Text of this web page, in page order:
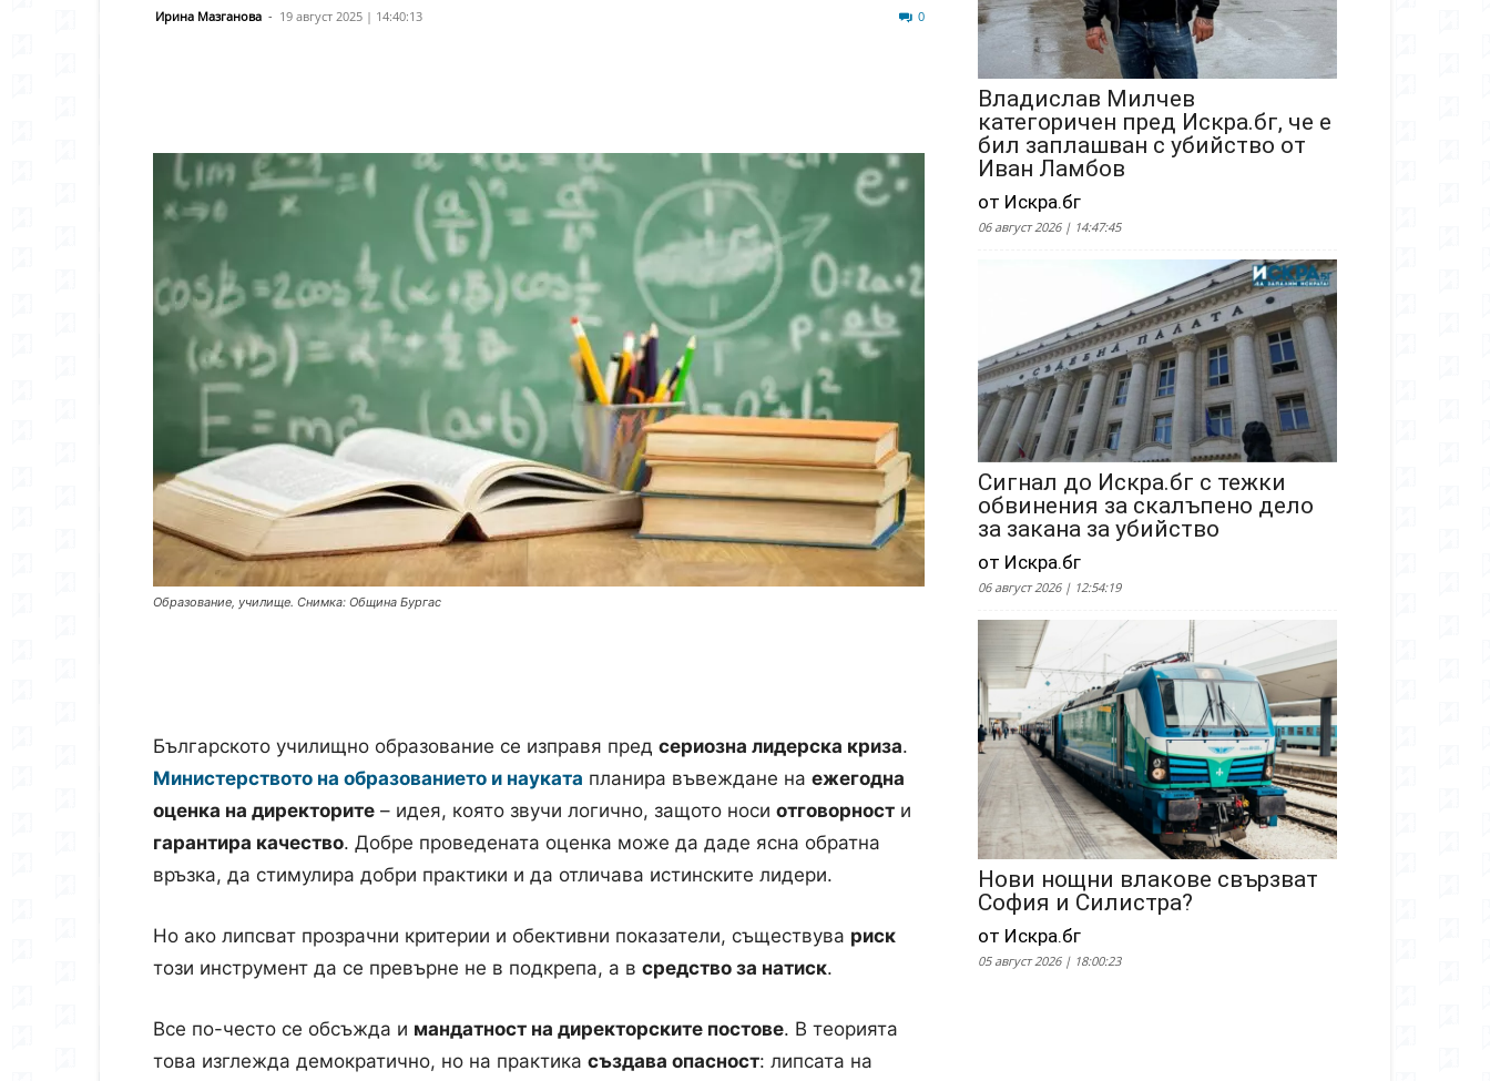
Ирина Мазганова - 19 август 2025 | 14:40:13 0
Образование, училище. Снимка: Община Бургас
Българското училищно образование се изправя пред сериозна лидерска криза.
Министерството на образованието и науката планира въвеждане на ежегодна
оценка на директорите – идея, която звучи логично, защото носи отговорност и
гарантира качество. Добре проведената оценка може да даде ясна обратна
връзка, да стимулира добри практики и да отличава истинските лидери.
Но ако липсват прозрачни критерии и обективни показатели, съществува риск
този инструмент да се превърне не в подкрепа, а в средство за натиск.
Все по-често се обсъжда и мандатност на директорските постове. В теорията
това изглежда демократично, но на практика създава опасност: липсата на
Владислав Милчев
категоричен пред Искра.бг, че е
бил заплашван с убийство от
Иван Ламбов
от Искра.бг
06 август 2026 | 14:47:45
Сигнал до Искра.бг с тежки
обвинения за скалъпено дело
за закана за убийство
от Искра.бг
06 август 2026 | 12:54:19
Нови нощни влакове свързват
София и Силистра?
от Искра.бг
05 август 2026 | 18:00:23